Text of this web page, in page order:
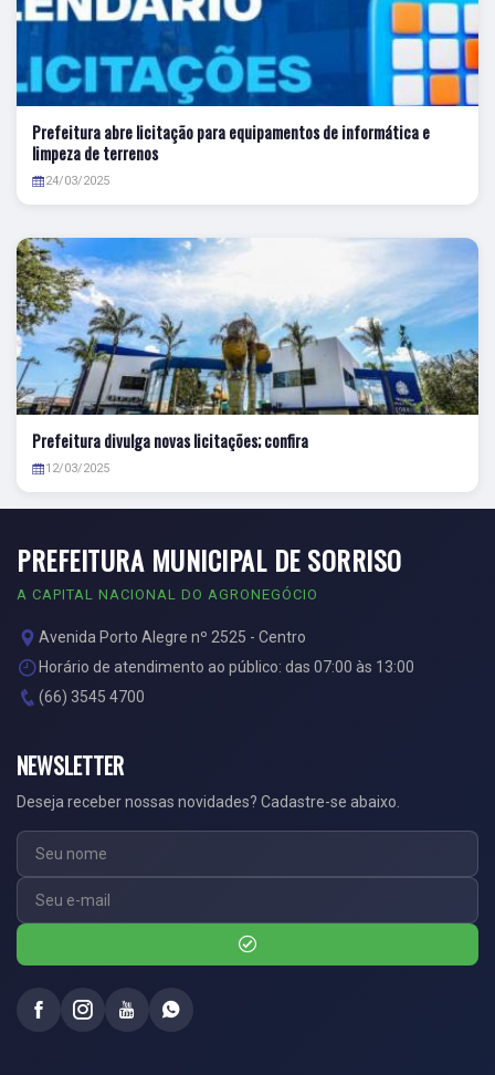
Prefeitura abre licitação para equipamentos de informática e
limpeza de terrenos
24/03/2025
Prefeitura divulga novas licitações; confira
12/03/2025
PREFEITURA MUNICIPAL DE SORRISO
A CAPITAL NACIONAL DO AGRONEGÓCIO
Avenida Porto Alegre nº 2525 - Centro
Horário de atendimento ao público: das 07:00 às 13:00
(66) 3545 4700
NEWSLETTER
Deseja receber nossas novidades? Cadastre-se abaixo.